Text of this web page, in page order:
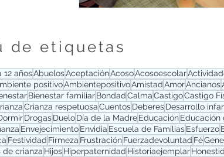
de etiquetas
12 añosAbuelosAceptaciónAcosoAcosoescolar
positivoAmbientepositivoAmistadAmorAncianos
Bienestar familiarBondadCalmaCastigoCastigo
Crianza respetuosaCuentosDeberesDesarrollo
DrogasDueloDía de la MadreEducaciónEducación
EnvejecimientoEnvidia Escuela de FamiliasEsfuerzo
Festividad Firmeza FrustraciónFuerzadevoluntad Fé
de crianza HijosHiperpaternidad Historiaejemplar